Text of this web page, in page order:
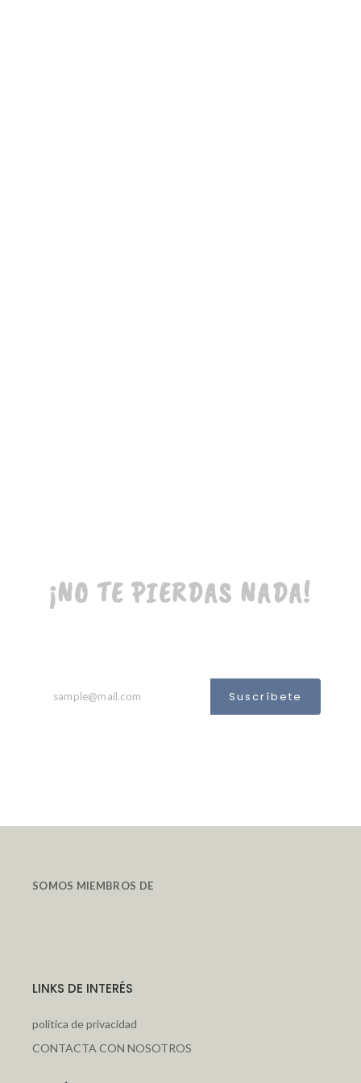
¡NO TE PIERDAS NADA!
Suscríbete
SOMOS MIEMBROS DE
LINKS DE INTERÉS
política de privacidad
CONTACTA CON NOSOTROS